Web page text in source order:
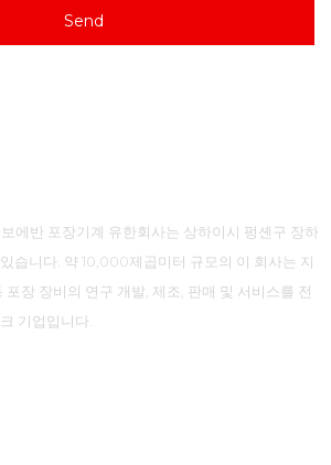
Send
에반 포장기계 유한회사는 상하이시 펑셴구 장하
습니다. 약 10,000제곱미터 규모의 이 회사는 지
포장 장비의 연구 개발, 제조, 판매 및 서비스를 전
기업입니다.